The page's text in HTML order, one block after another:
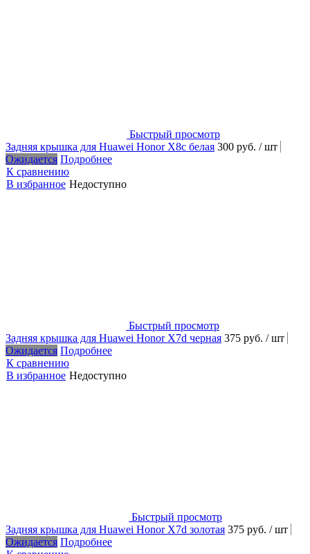
Быстрый просмотр
Задняя крышка для Huawei Honor X8с белая 300 руб. / шт
Ожидается Подробнее
К сравнению
В избранное Недоступно
Быстрый просмотр
Задняя крышка для Huawei Honor X7d черная 375 руб. / шт
Ожидается Подробнее
К сравнению
В избранное Недоступно
Быстрый просмотр
Задняя крышка для Huawei Honor X7d золотая 375 руб. / шт
Ожидается Подробнее